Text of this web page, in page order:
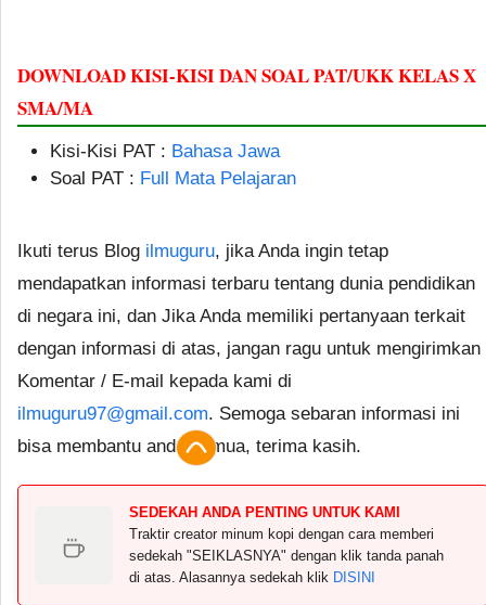
DOWNLOAD KISI-KISI DAN SOAL PAT/UKK KELAS X
SMA/MA
Kisi-Kisi PAT : Bahasa Jawa
Soal PAT : Full Mata Pelajaran
Ikuti terus Blog ilmuguru, jika Anda ingin tetap
mendapatkan informasi terbaru tentang dunia pendidikan
di negara ini, dan Jika Anda memiliki pertanyaan terkait
dengan informasi di atas, jangan ragu untuk mengirimkan
Komentar / E-mail kepada kami di
ilmuguru97@gmail.com. Semoga sebaran informasi ini
bisa membantu anda semua, terima kasih.
SEDEKAH ANDA PENTING UNTUK KAMI
Traktir creator minum kopi dengan cara memberi
sedekah "SEIKLASNYA" dengan klik tanda panah
di atas. Alasannya sedekah klik DISINI